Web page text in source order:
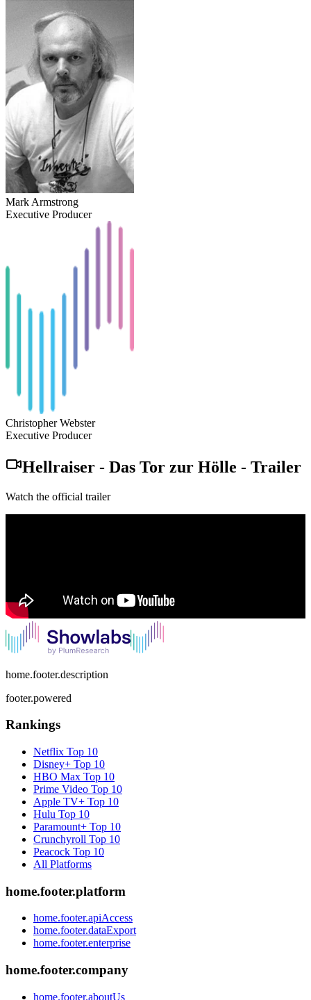
Mark Armstrong
Executive Producer
Christopher Webster
Executive Producer
Hellraiser - Das Tor zur Hölle - Trailer
Watch the official trailer
home.footer.description
footer.powered
Rankings
Netflix Top 10
Disney+ Top 10
HBO Max Top 10
Prime Video Top 10
Apple TV+ Top 10
Hulu Top 10
Paramount+ Top 10
Crunchyroll Top 10
Peacock Top 10
All Platforms
home.footer.platform
home.footer.apiAccess
home.footer.dataExport
home.footer.enterprise
home.footer.company
home.footer.aboutUs